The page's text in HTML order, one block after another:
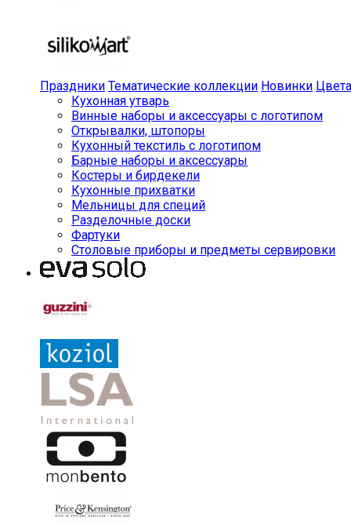
Праздники Тематические коллекции Новинки Цвета
Кухонная утварь
Винные наборы и аксессуары с логотипом
Открывалки, штопоры
Кухонный текстиль с логотипом
Барные наборы и аксессуары
Костеры и бирдекели
Кухонные прихватки
Мельницы для специй
Разделочные доски
Фартуки
Столовые приборы и предметы сервировки